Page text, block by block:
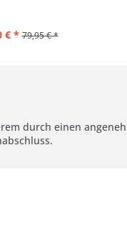
€ * 79,95 € *
durch einen